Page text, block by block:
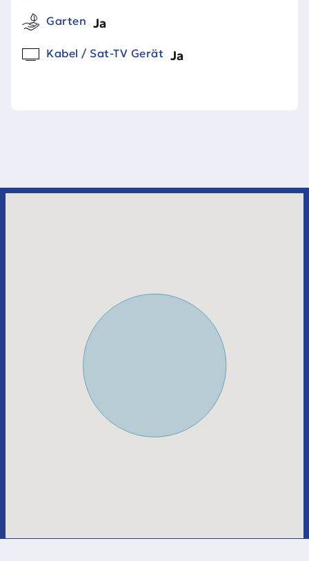
Garten Ja
Kabel / Sat-TV Gerät Ja